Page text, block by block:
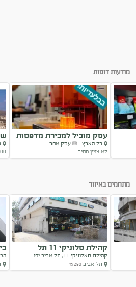
מודעות דומות
עסק מוביל למכירת מדפסות
תלת...
כל הארץ
עסק אחר
לא צויין מחיר
₪
מתחמים באיזור
קהילת סלוניקי 11 תל
אביב-יפו
קהילת סאלוניקי 11, תל אביב יפו
תל אביב 298 מ'
הברזל